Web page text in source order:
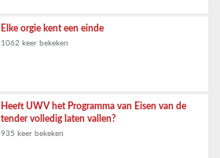
Elke orgie kent een einde
1062 keer bekeken
Heeft UWV het Programma van Eisen van de
tender volledig laten vallen?
935 keer bekeken